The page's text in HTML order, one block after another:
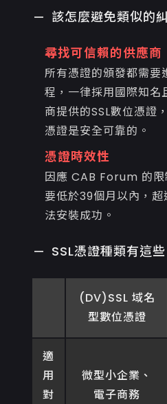
該怎麼避免類似的
尋找可信賴的供應商
所有憑證的頒發都需要
程，一律採用國際知名
商提供的SSL數位憑證
憑證是安全可靠的。
憑證時效性
因應 CAB Forum 的限
要低於39個月以內，
法安裝成功。
SSL憑證種類有這些
(DV)SSL 域名
型數位憑證
適
用
對
微型小企業、
電子商務